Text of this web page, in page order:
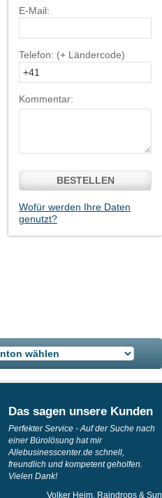
E-Mail:
Telefon: (+ Ländercode)
Kommentar:
BESTELLEN
Wofür werden Ihre Daten
genutzt?
Das sagen unsere Kunden
Perfekter Service - Auf der Suche nach
einer Bürolösung hat mir
Allebusinesscenter.de schnell,
freundlich und kompetent geholfen.
Vielen Dank!
Volker Heim, Raindrops & Sun